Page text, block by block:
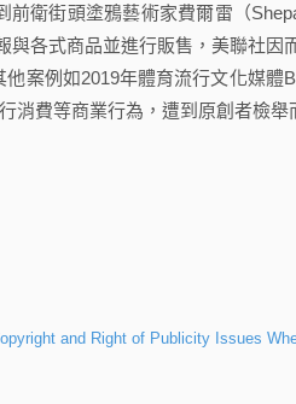
衛街頭塗鴉藝術家費爾雷（
各式商品並進行販售，美聯社因
案例如2019年體育流行文化媒體
消費等商業行為，遭到原創者檢舉
and Right of Publicity Issues